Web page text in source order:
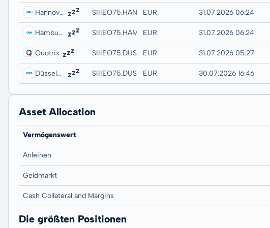
Hannover SIIIEO75.HANB EUR 31.07.2026 06:24
Hamburg SIIIEO75.HAMB EUR 31.07.2026 06:24
Quotrix SIIIEO75.DUSD EUR 31.07.2026 05:27
Düsseldorf SIIIEO75.DUSB EUR 30.07.2026 16:46
Asset Allocation
Vermögenswert
Anleihen
Geldmarkt
Cash Collateral and Margins
Die größten Positionen